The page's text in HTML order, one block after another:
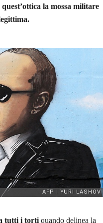
la mossa militare
tutti i torti quando delinea la